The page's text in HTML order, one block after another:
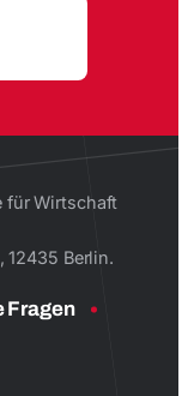
für Wirtschaft
12435 Berlin.
Fragen